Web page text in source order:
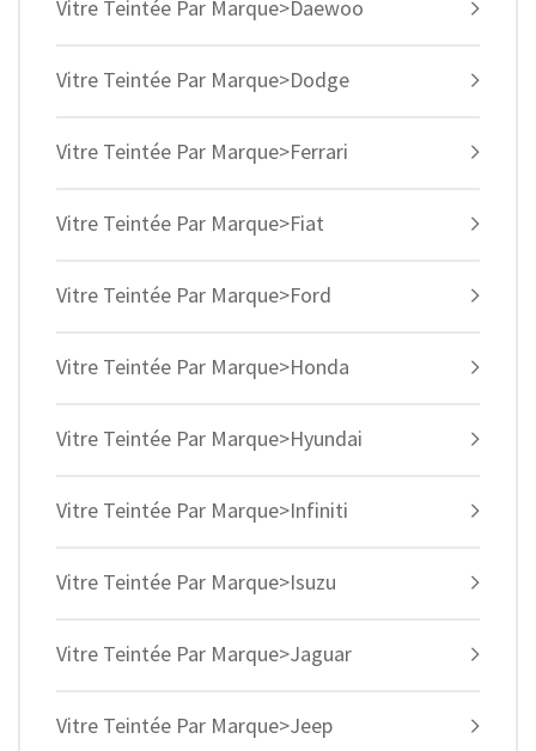
Vitre Teintée Par Marque>Daewoo
Vitre Teintée Par Marque>Dodge
Vitre Teintée Par Marque>Ferrari
Vitre Teintée Par Marque>Fiat
Vitre Teintée Par Marque>Ford
Vitre Teintée Par Marque>Honda
Vitre Teintée Par Marque>Hyundai
Vitre Teintée Par Marque>Infiniti
Vitre Teintée Par Marque>Isuzu
Vitre Teintée Par Marque>Jaguar
Vitre Teintée Par Marque>Jeep